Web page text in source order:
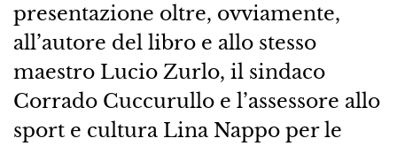
presentazione oltre, ovviamente,
all’autore del libro e allo stesso
maestro Lucio Zurlo, il sindaco
Corrado Cuccurullo e l’assessore allo
sport e cultura Lina Nappo per le